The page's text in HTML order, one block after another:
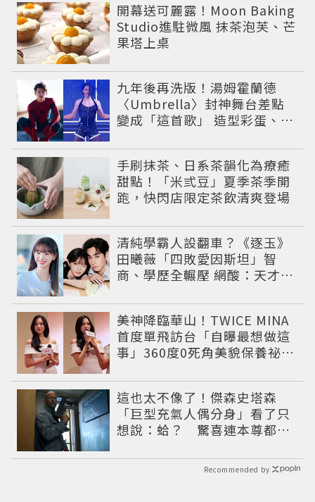
開幕送可麗露！Moon Baking
Studio進駐微風 抹茶泡芙、芒
果塔上桌
九年後再洗版！湯姆霍蘭德
〈Umbrella〉封神舞台差點
變成「這首歌」 造型彩蛋、暖
手刷抹茶、日系茶韻化為療癒
甜點！「米弎豆」夏季茶季開
跑，快閃店限定茶飲清爽登場
清純學霸人設翻車？《逐玉》
田曦薇「四敗愛因斯坦」智
商、學歷全輾壓 網酸：天才全
美神降臨華山！TWICE MINA
首度單飛訪台「自曝最想做這
事」360度0死角美貌保養祕訣
這也太不像了！傑森史塔森
「巨型充氣人偶分身」看了只
想說：蛤？ 驚喜連本尊都吐
Recommended by